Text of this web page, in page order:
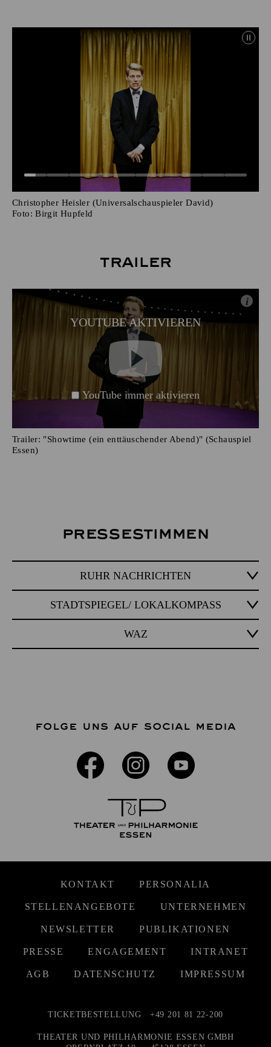
Christopher Heisler (Universalschauspieler David)
Foto: Birgit Hupfeld
Trailer
YOUTUBE AKTIVIEREN
i
YouTube immer aktivieren
Trailer: "Showtime (ein enttäuschender Abend)" (Schauspiel
Essen)
Pressestimmen
RUHR NACHRICHTEN
STADTSPIEGEL/ LOKALKOMPASS
WAZ
FOLGE UNS AUF SOCIAL MEDIA
KONTAKT PERSONALIA
STELLENANGEBOTE UNTERNEHMEN
NEWSLETTER PUBLIKATIONEN
PRESSE ENGAGEMENT INTRANET
AGB DATENSCHUTZ IMPRESSUM
TICKETBESTELLUNG +49 201 81 22-200
THEATER UND PHILHARMONIE ESSEN GMBH